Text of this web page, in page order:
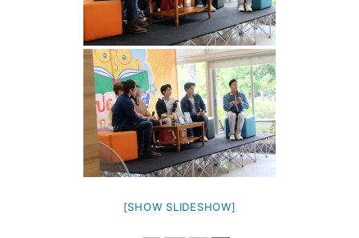
[SHOW SLIDESHOW]